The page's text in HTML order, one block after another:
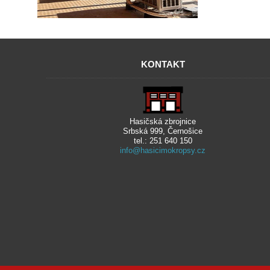
KONTAKT
Hasičská zbrojnice
Srbská 999, Černošice
tel.: 251 640 150
info@hasicimokropsy.cz